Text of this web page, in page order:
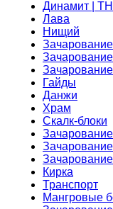
Динамит |
Лава
Нищий
Гайды
Данжи
Храм
Скалк-блоки
Кирка
Транспорт
Мангровые